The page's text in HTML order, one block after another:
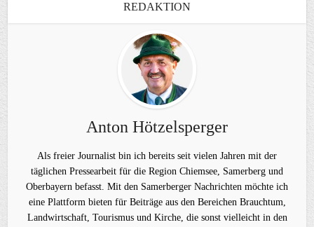
REDAKTION
Anton Hötzelsperger
Als freier Journalist bin ich bereits seit vielen Jahren mit der
täglichen Pressearbeit für die Region Chiemsee, Samerberg und
Oberbayern befasst. Mit den Samerberger Nachrichten möchte ich
eine Plattform bieten für Beiträge aus den Bereichen Brauchtum,
Landwirtschaft, Tourismus und Kirche, die sonst vielleicht in den